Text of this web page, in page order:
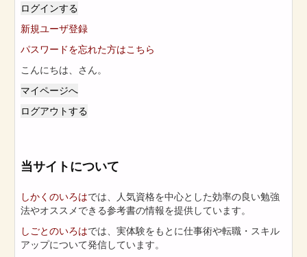
ログインする
新規ユーザ登録
パスワードを忘れた方はこちら
こんにちは、 さん。
マイページへ
ログアウトする
当サイトについて
しかくのいろはでは、人気資格を中心とした効率の良い勉強
法やオススメできる参考書の情報を提供しています。
しごとのいろはでは、実体験をもとに仕事術や転職・スキル
アップについて発信しています。